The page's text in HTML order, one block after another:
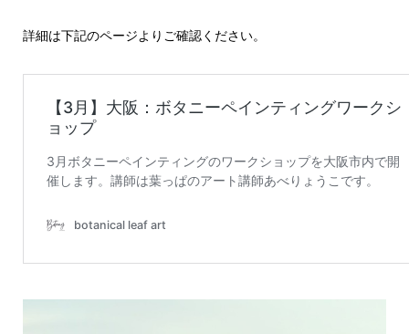
詳細は下記のページよりご確認ください。